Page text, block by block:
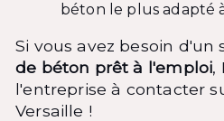
béton le plus adapté
Si vous avez besoin d'un
de béton prêt à l'emploi,
l'entreprise à contacter
Versaille !